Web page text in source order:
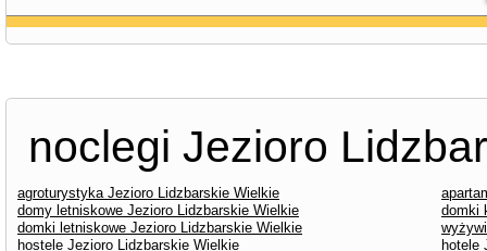
noclegi Jezioro
agroturystyka Jezioro Lidzbarskie Wielkie
domy letniskowe Jezioro Lidzbarskie Wielkie
domki
domki letniskowe Jezioro Lidzbarskie Wielkie
hostele Jezioro Lidzbarskie Wielkie
hotele